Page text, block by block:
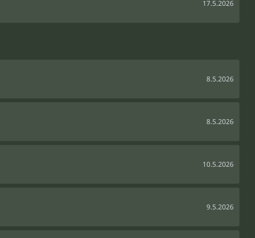
17.5.2026
8.5.2026
8.5.2026
10.5.2026
9.5.2026